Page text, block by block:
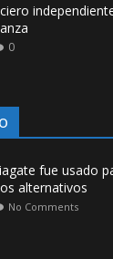
0
fue usado
alternativos
No Comments